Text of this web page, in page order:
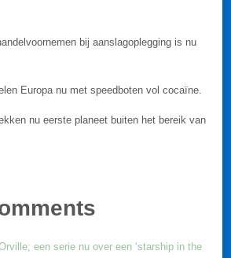
bij aanslagoplegging is nu
Europa nu met speedboten vol cocaïne.
nu eerste planeet buiten het bereik van
een serie nu over een ‘starship in the